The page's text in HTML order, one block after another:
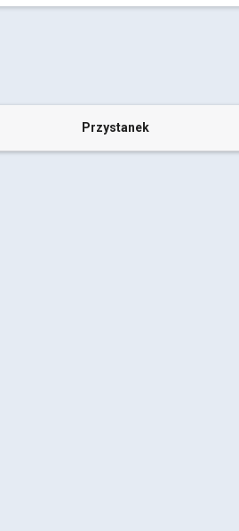
Przystanek